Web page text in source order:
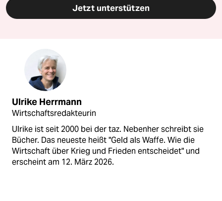
Jetzt unterstützen
Ulrike Herrmann
Wirtschaftsredakteurin
Ulrike ist seit 2000 bei der taz. Nebenher schreibt sie
Bücher. Das neueste heißt "Geld als Waffe. Wie die
Wirtschaft über Krieg und Frieden entscheidet" und
erscheint am 12. März 2026.